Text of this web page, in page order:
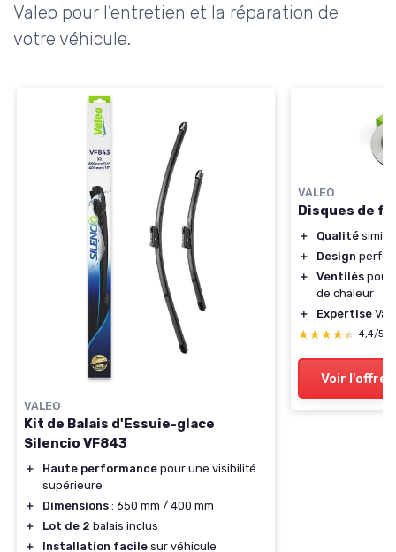
Valeo pour l'entretien et la réparation de
votre véhicule.
VALEO
Kit de Balais d'Essuie-glace
Silencio VF843
＋ Haute performance pour une visibilité
supérieure
＋
Dimensions : 650 mm / 400 mm
＋
Lot de 2 balais inclus
＋
Installation facile sur véhicule
VALEO
Disques de
＋ Qualité
＋
Design
＋
Ventilés pour
de chaleur
＋
Expertise
★★★★★
★★★★★ 4,4/5
Voir l'offre